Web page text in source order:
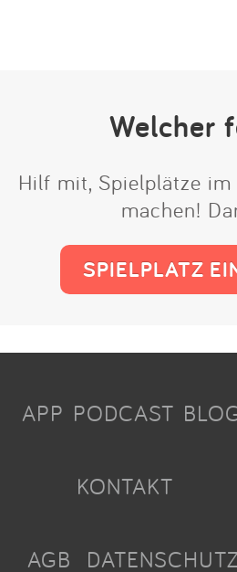
Welcher
Hilf mit, Spielplätze
machen!
SPIELPLATZ
APP PODCAST
KONTAKT
AGB